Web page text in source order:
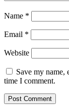
Name *
Email *
Website
Save my name,
time I comment.